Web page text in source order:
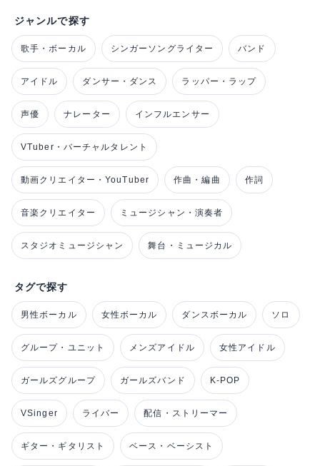
ジャンルで探す
歌手・ボーカル シンガーソングライター バンド
アイドル ダンサー・ダンス ラッパー・ラップ
声優 ナレーター インフルエンサー
VTuber・バーチャルタレント
動画クリエイター・YouTuber 作曲・編曲 作詞
音楽クリエイター ミュージシャン・演奏者
スタジオミュージシャン 舞台・ミュージカル
タグで探す
男性ボーカル 女性ボーカル ダンスボーカル ソロ
グループ・ユニット メンズアイドル 女性アイドル
ガールズグループ ガールズバンド K-POP
VSinger ライバー 配信・ストリーマー
ギター・ギタリスト ベース・ベーシスト